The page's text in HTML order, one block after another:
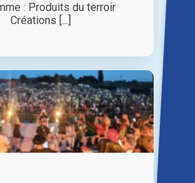
: Produits du terroir
Créations [...]